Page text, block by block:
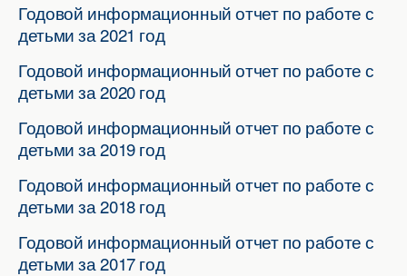
Годовой информационный отчет по работе с
детьми за 2021 год
Годовой информационный отчет по работе с
детьми за 2020 год
Годовой информационный отчет по работе с
детьми за 2019 год
Годовой информационный отчет по работе с
детьми за 2018 год
Годовой информационный отчет по работе с
детьми за 2017 год